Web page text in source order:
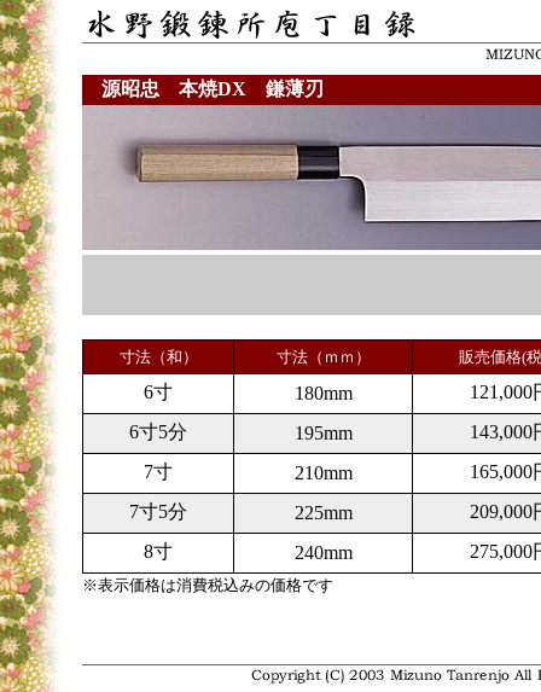
源昭忠 本焼DX 鎌薄刃
寸法（和） 寸法（ｍｍ） 販売価格(
6寸 180mm
121,000
6寸5分
195mm
143,000
7寸
210mm
165,000
7寸5分
225mm
209,000
8寸
240mm 275,000
※表示価格は消費税込みの価格です